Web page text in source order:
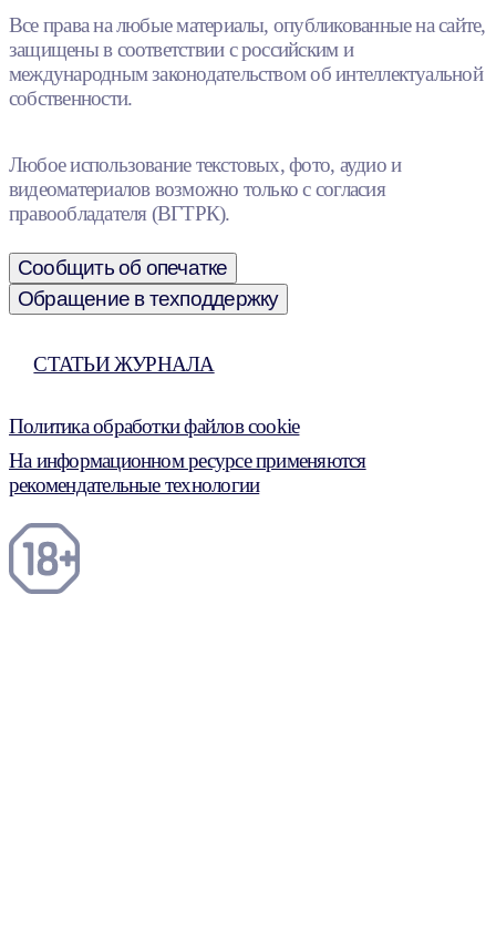
Все права на любые материалы, опубликованные на сайте,
защищены в соответствии с российским и
международным законодательством об интеллектуальной
собственности.
Любое использование текстовых, фото, аудио и
видеоматериалов возможно только с согласия
правообладателя (ВГТРК).
Сообщить об опечатке
Обращение в техподдержку
СТАТЬИ ЖУРНАЛА
Политика обработки файлов cookie
На информационном ресурсе применяются
рекомендательные технологии